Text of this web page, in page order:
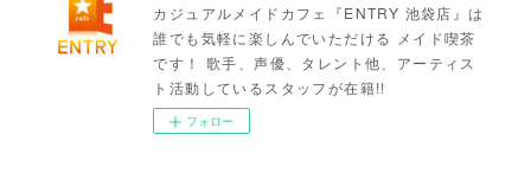
カジュアルメイドカフェ『ENTRY 池袋店』は
誰でも気軽に楽しんでいただける メイド喫茶
です！ 歌手、声優、タレント他、アーティス
ト活動しているスタッフが在籍!!
フォロー